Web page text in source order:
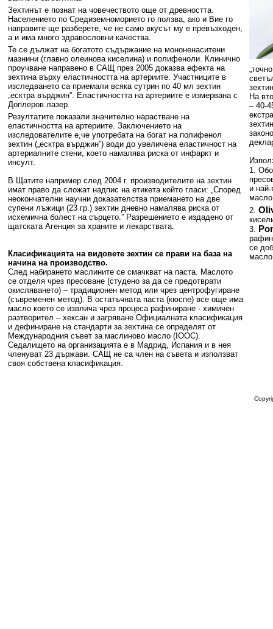
Зехтинът е познат на човечеството още от древността.
Населението по Средиземноморието го ползва, ако и Вие го
направите ще разберете, че не само вкусът му е превъзходен,
а и има много здравословни качества.
Те се дължат на богатото съдържание на мононенаситени
мазнини (главно олеинова киселина) и полифеноли. Клинично
проучване направено в САЩ през 2005 доказва ефекта на
зехтина върху еластичността на артериите. Участниците в
изследването са приемали всяка сутрин по 40 мл зехтин
„есктра върджин”. Еластичността на артериите е измервана с
Доплеров лазер.
Резултатите показали значително нарастване на
еластичността на артериите. Заключението на
изследователите е,че употребата на богат на полифенол
зехтин („есктра върджин”) води до увеличена еластичност на
артериалните стени, което намалява риска от инфаркт и
инсулт.
В Щатите например след 2004 г. производителите на зехтин
имат право да сложат надпис на етикета който гласи: „Според
неокончателни научни доказателства приемането на две
супени лъжици (23 гр.) зехтин дневно намалява риска от
исхемична болест на сърцето.” Разрешението е издадено от
щатската Агенция за храните и лекарствата.
Класификацията на видовете зехтин се прави на база на
начина на производство.
След набирането маслините се смачкват на паста. Маслото
се отделя чрез пресоване (студено за да се предотврати
окисляването) – традиционен метод или чрез центрофугиране
(съвременен метод). В остатъчната паста (кюспе) все още има
масло което се извлича чрез процеса рафиниране - химичен
разтворител – хексан и загряване.Официалната класификация
и дефиниране на стандарти за зехтина се определят от
Международния съвет за маслиново масло (IOOC).
Седалището на организацията е в Мадрид, Испания и в нея
членуват 23 държави. САЩ не са член на съвета и използват
своя собствена класификация.
На
– 40-
1.
и
2.
3.
се